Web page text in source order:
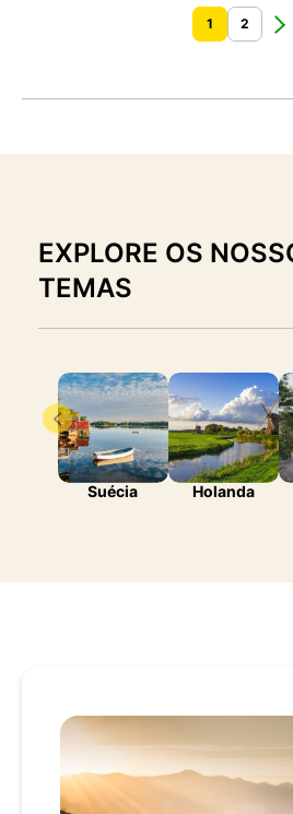
1 2
EXPLORE OS
TEMAS
Suécia Holanda